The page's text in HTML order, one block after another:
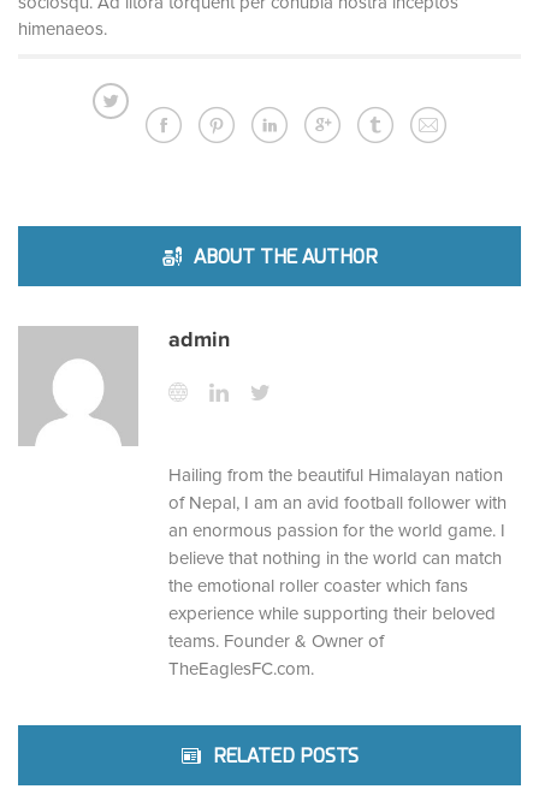
himenaeos.
ABOUT THE AUTHOR
admin
Hailing from the beautiful Himalayan nation
of Nepal, I am an avid football follower with
an enormous passion for the world game. I
believe that nothing in the world can match
the emotional roller coaster which fans
experience while supporting their beloved
teams. Founder & Owner of
TheEaglesFC.com.
RELATED POSTS